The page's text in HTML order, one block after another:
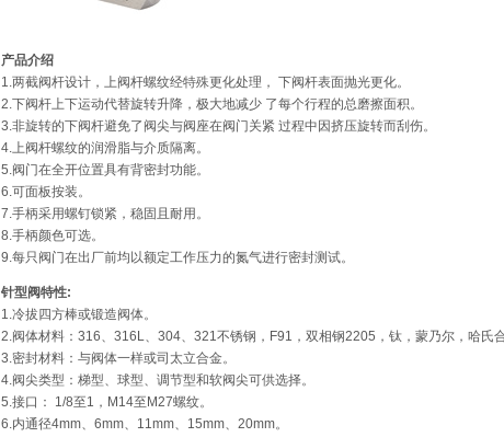
产品介绍
1.两截阀杆设计，上阀杆螺纹经特殊更化处理， 下阀杆表面抛光更化。
2.下阀杆上下运动代替旋转升降，极大地减少 了每个行程的总磨擦面积。
3.非旋转的下阀杆避免了阀尖与阀座在阀门关紧 过程中因挤压旋转而刮伤。
4.上阀杆螺纹的润滑脂与介质隔离。
5.阀门在全开位置具有背密封功能。
6.可面板按装。
7.手柄采用螺钉锁紧，稳固且耐用。
8.手柄颜色可选。
9.每只阀门在出厂前均以额定工作压力的氮气进行密封测试。
针型阀特性:
1.冷拔四方棒或锻造阀体。
2.阀体材料：316、316L、304、321不锈钢，F91，双相钢2205，钛，蒙乃尔，哈氏
3.密封材料：与阀体一样或司太立合金。
4.阀尖类型：梯型、球型、调节型和软阀尖可供选择。
5.接口： 1/8至1，M14至M27螺纹。
6.内通径4mm、6mm、11mm、15mm、20mm。